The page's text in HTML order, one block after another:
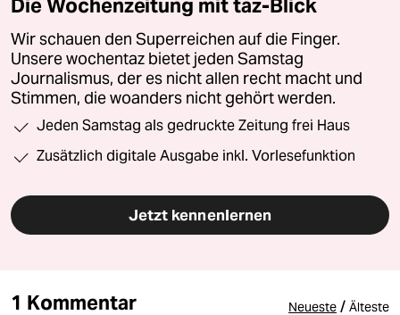
Die Wochenzeitung mit taz-Blick
Wir schauen den Superreichen auf die Finger.
Unsere wochentaz bietet jeden Samstag
Journalismus, der es nicht allen recht macht und
Stimmen, die woanders nicht gehört werden.
Jeden Samstag als gedruckte Zeitung frei Haus
Zusätzlich digitale Ausgabe inkl. Vorlesefunktion
Jetzt kennenlernen
1 Kommentar Neueste / Älteste